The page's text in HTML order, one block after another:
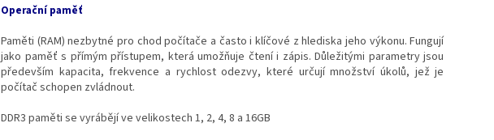
Operační paměť
Paměti (RAM) nezbytné pro chod počítače a často i klíčové z hlediska jeho výkonu. Fungují
jako paměť s přímým přístupem, která umožňuje čtení i zápis. Důležitými parametry jsou
především kapacita, frekvence a rychlost odezvy, které určují množství úkolů, jež je
počítač schopen zvládnout.
DDR3 paměti se vyrábějí ve velikostech 1, 2, 4, 8 a 16GB